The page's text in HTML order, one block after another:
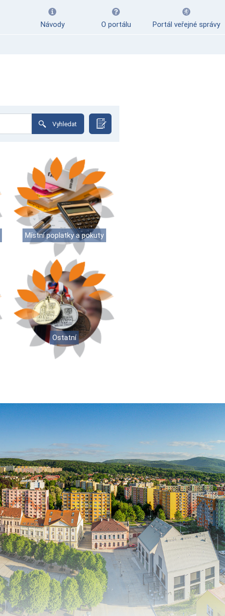
Návody O portálu Portál veřejné správy
Místní poplatky a pokuty
Ostatní